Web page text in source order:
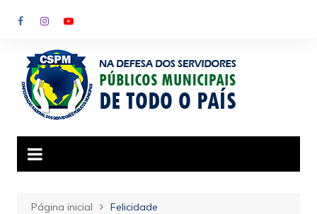
para
conteúdo
Página inicial Felicidade